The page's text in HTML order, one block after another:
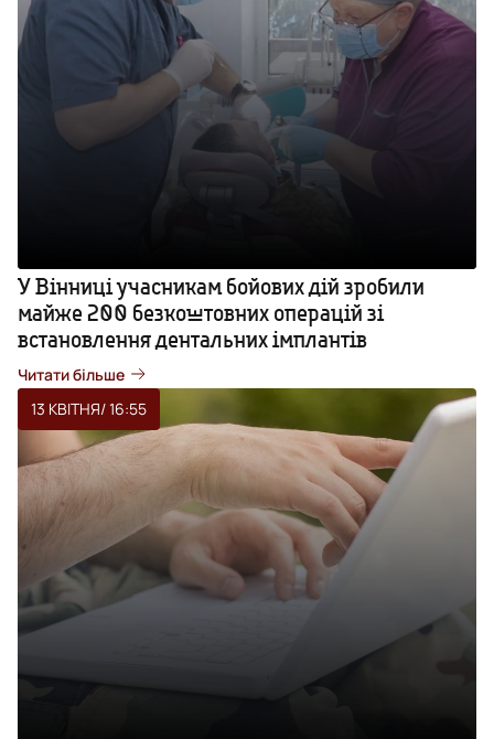
У Вінниці учасникам бойових дій зробили
майже 200 безкоштовних операцій зі
встановлення дентальних імплантів
Читати більше
13 КВІТНЯ/ 16:55